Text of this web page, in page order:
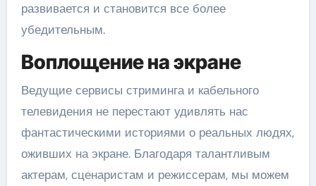
развивается и становится все более
убедительным.
Воплощение на экране
Ведущие сервисы стриминга и кабельного
телевидения не перестают удивлять нас
фантастическими историями о реальных людях,
оживших на экране. Благодаря талантливым
актерам, сценаристам и режиссерам, мы можем